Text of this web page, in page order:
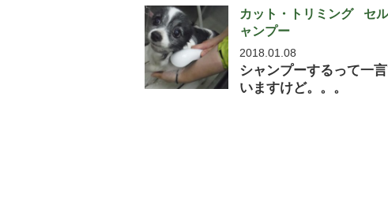
カット・トリミング
セ
ャンプー
2018.01.08
シャンプーするって一
いますけど。。。